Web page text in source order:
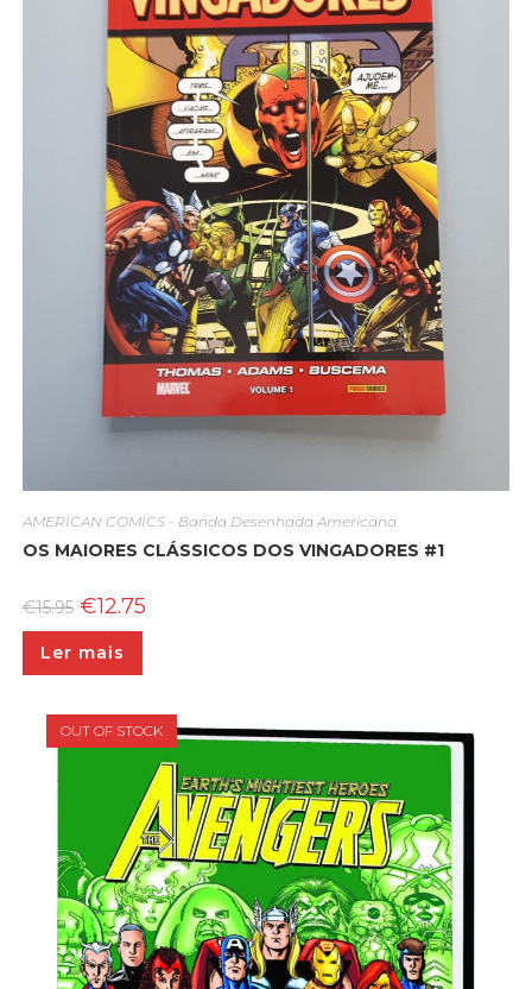
AMERICAN COMICS - Banda Desenhada Americana
OS MAIORES CLÁSSICOS DOS VINGADORES #1
€15.95 O
preço
original
era:
€12.75O
Ler mais
OUT OF STOCK